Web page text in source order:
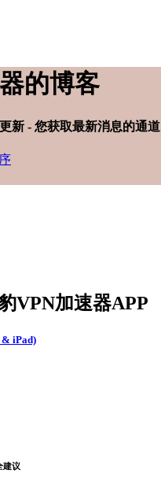
的博客
新 - 您获取最新消息的通道
VPN加速器APP
& iPad)
建议